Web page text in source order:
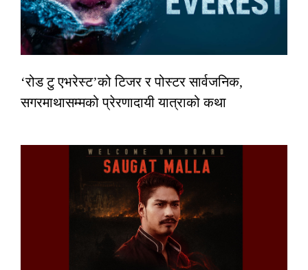
‘रोड टु एभरेस्ट’को टिजर र पोस्टर सार्वजनिक,
सगरमाथासम्मको प्रेरणादायी यात्राको कथा